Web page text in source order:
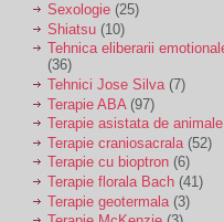
Sexologie (25)
Shiatsu (10)
Tehnica eliberarii
(36)
Tehnici Jose Silva(7)
Terapie ABA (97)
Terapie asistata de animale
Terapie craniosacrala (52)
Terapie cu bioptron (6)
Terapie florala Bach (41)
Terapie geotermala (3)